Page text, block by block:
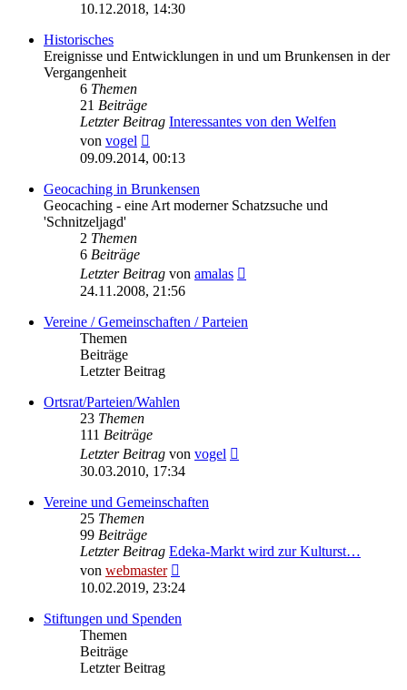
Beitrag
10.12.2018, 14:30
Historisches
Ereignisse und Entwicklungen in und um Brunkensen in der
Vergangenheit
6 Themen
21 Beiträge
Letzter Beitrag Interessantes von den Welfen
von vogel
Beitrag
09.09.2014, 00:13
Geocaching in Brunkensen
Geocaching - eine Art moderner Schatzsuche und
'Schnitzeljagd'
2 Themen
6 Beiträge
Letzter Beitrag von amalas
24.11.2008, 21:56
Vereine / Gemeinschaften / Parteien
Themen
Beiträge
Letzter Beitrag
Ortsrat/Parteien/Wahlen
23 Themen
111 Beiträge
Letzter Beitrag von vogel
30.03.2010, 17:34
Vereine und Gemeinschaften
25 Themen
99 Beiträge
Letzter Beitrag Edeka-Markt wird zur Kulturst…
von webmaster
Beitrag
10.02.2019, 23:24
Stiftungen und Spenden
Themen
Beiträge
Letzter Beitrag